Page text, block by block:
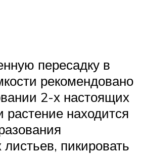
пересадку в
рекомендовано
2-х настоящих
растение находится
пикировать